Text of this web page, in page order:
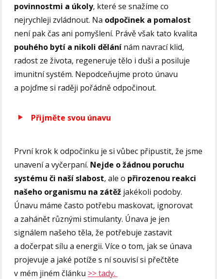
povinnostmi a úkoly, které se snažíme co
nejrychleji zvládnout. Na odpočinek a pomalost
není pak čas ani pomyšlení. Právě však tato kvalita
pouhého bytí a nikoli dělání nám navrací klid,
radost ze života, regeneruje tělo i duši a posiluje
imunitní systém. Nepodceňujme proto únavu
a pojďme si raději pořádně odpočinout.
Přijměte svou únavu
První krok k odpočinku je si vůbec připustit, že jsme
unavení a vyčerpaní. Nejde o žádnou poruchu
systému či naší slabost, ale o přirozenou reakci
našeho organismu na zátěž jakékoli podoby.
Únavu máme často potřebu maskovat, ignorovat
a zahánět různými stimulanty. Únava je jen
signálem našeho těla, že potřebuje zastavit
a dočerpat sílu a energii. Více o tom, jak se únava
projevuje a jaké potíže s ní souvisí si přečtěte
v mém jiném článku >> tady.